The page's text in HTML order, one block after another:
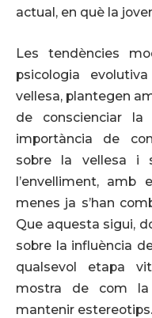
actual, en què la
Les tendències
psicologia
vellesa, plantegen
de conscienciar
importància de
sobre la vellesa i
l’envelliment, amb
menes ja s’han
Que aquesta sigui,
sobre la influència
qualsevol etapa
mostra de com
mantenir estereotips.